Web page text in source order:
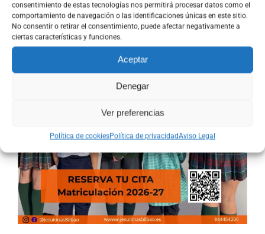
consentimiento de estas tecnologías nos permitirá procesar datos como el
comportamiento de navegación o las identificaciones únicas en este sitio.
No consentir o retirar el consentimiento, puede afectar negativamente a
ciertas características y funciones.
Aceptar
Denegar
Ver preferencias
Política de cookiesPolítica de privacidadAviso Legal